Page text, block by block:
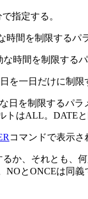
指定する。
時間を制限するパ
時間を制限する
を一日だけに制
日を制限するパ
はALL。DATEと
コマンドで表示さ
か、それとも、
NOとONCEは同